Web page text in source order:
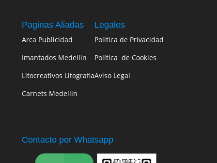
Paginas Aliadas
Arca Publicidad
Imantados Medellin
Litocreativos Litografia
Carnets Medellin
Legales
Politica de Privacidad
Política de Cookies
Aviso Legal
Contacto por Whatsapp